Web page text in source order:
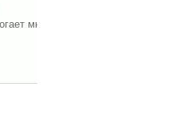
в решении многих